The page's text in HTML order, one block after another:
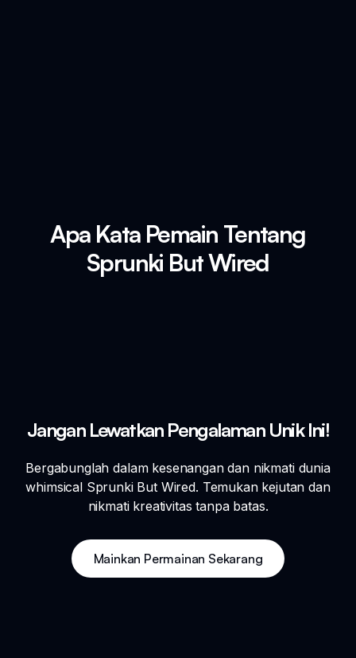
Apa Kata Pemain Tentang
Sprunki But Wired
Jangan Lewatkan Pengalaman Unik Ini!
Bergabunglah dalam kesenangan dan nikmati dunia
whimsical Sprunki But Wired. Temukan kejutan dan
nikmati kreativitas tanpa batas.
Mainkan Permainan Sekarang